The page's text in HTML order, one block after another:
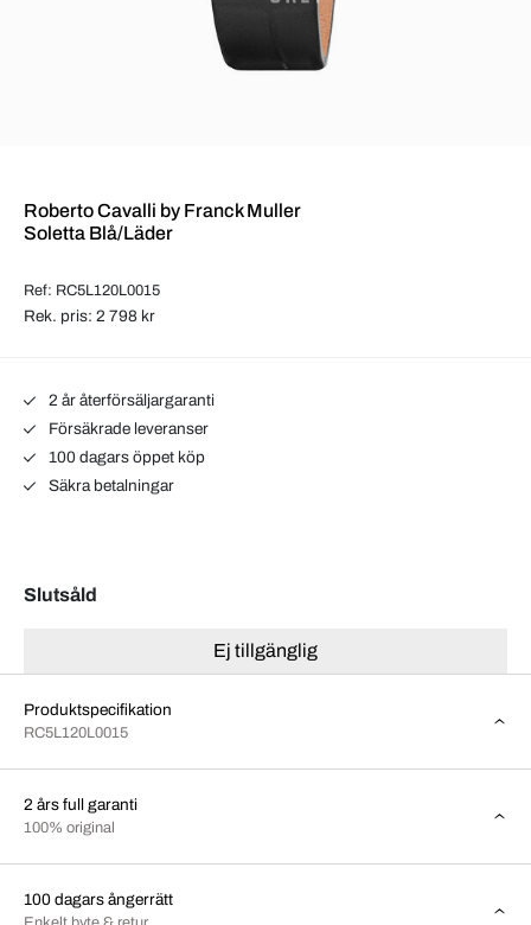
Roberto Cavalli by Franck Muller
Soletta Blå/Läder
Ref: RC5L120L0015
Rek. pris: 2 798 kr
2 år återförsäljargaranti
Försäkrade leveranser
100 dagars öppet köp
Säkra betalningar
Slutsåld
Ej tillgänglig
Produktspecifikation
RC5L120L0015
2 års full garanti
100% original
100 dagars ångerrätt